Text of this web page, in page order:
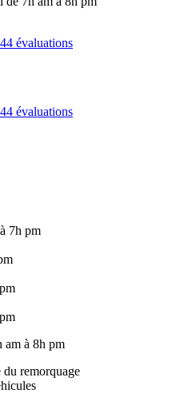
évaluations
évaluations
7h pm
am à 8h pm
remorquage